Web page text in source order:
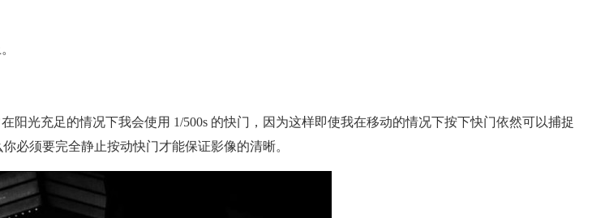
充足的情况下我会使用 1/500s 的快门，因为这样即使我在移动的情况下按下快门依然可以捕捉
必须要完全静止按动快门才能保证影像的清晰。